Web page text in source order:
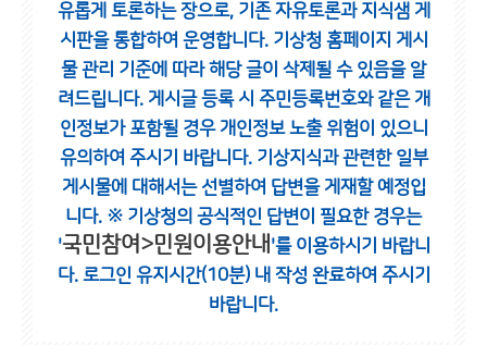
유롭게 토론하는 장으로, 기존 자유토론과 지식샘 게
시판을 통합하여 운영합니다. 기상청 홈페이지 게시
물 관리 기준에 따라 해당 글이 삭제될 수 있음을 알
려드립니다. 게시글 등록 시 주민등록번호와 같은 개
인정보가 포함될 경우 개인정보 노출 위험이 있으니
유의하여 주시기 바랍니다. 기상지식과 관련한 일부
게시물에 대해서는 선별하여 답변을 게재할 예정입
니다. ※ 기상청의 공식적인 답변이 필요한 경우는
'국민참여>민원이용안내 '를 이용하시기 바랍니
다. 로그인 유지시간(10분) 내 작성 완료하여 주시기
바랍니다.